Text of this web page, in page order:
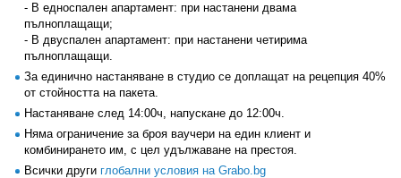
- В едноспален апартамент: при настанени двама
пълноплащащи;
- В двуспален апартамент: при настанени четирима
пълноплащащи.
За единично настаняване в студио се доплащат на рецепция 40%
от стойността на пакета.
Настаняване след 14:00ч, напускане до 12:00ч.
Няма ограничение за броя ваучери на един клиент и
комбинирането им, с цел удължаване на престоя.
Всички други глобални условия на Grabo.bg